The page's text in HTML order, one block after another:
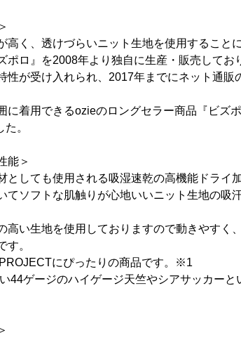
高く、透けづらいニット生地を使用すること
ポロ』を2008年より独自に生産・販売してお
性が受け入れられ、2017年までにネット通販
に着用できるozieのロングセラー商品『ビズ
。
能＞
としても使用される吸湿速乾の高機能ドライ
てソフトな肌触りが心地いいニット生地の吸
高い生地を使用しておりますので動きやすく
す。
にぴったりの商品です。※1
44ゲージのハイゲージ天竺やシアサッカーと